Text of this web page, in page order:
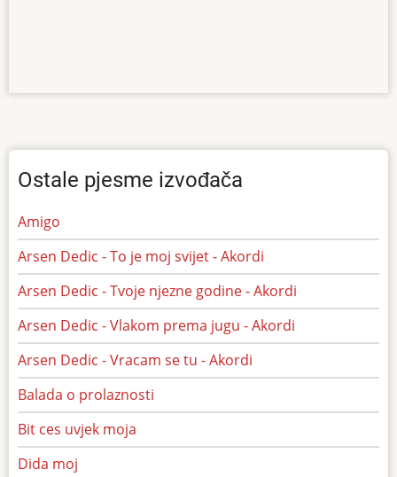
Ostale pjesme izvođača
Amigo
Arsen Dedic - To je moj svijet - Akordi
Arsen Dedic - Tvoje njezne godine - Akordi
Arsen Dedic - Vlakom prema jugu - Akordi
Arsen Dedic - Vracam se tu - Akordi
Balada o prolaznosti
Bit ces uvjek moja
Dida moj